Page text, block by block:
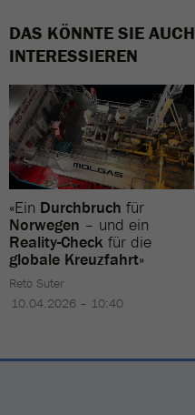
DAS KÖNNTE SIE AUCH
INTERESSIEREN
«Ein Durchbruch für
Norwegen – und ein
Reality-Check für die
globale Kreuzfahrt»
Reto Suter
10.04.2026 – 10:40